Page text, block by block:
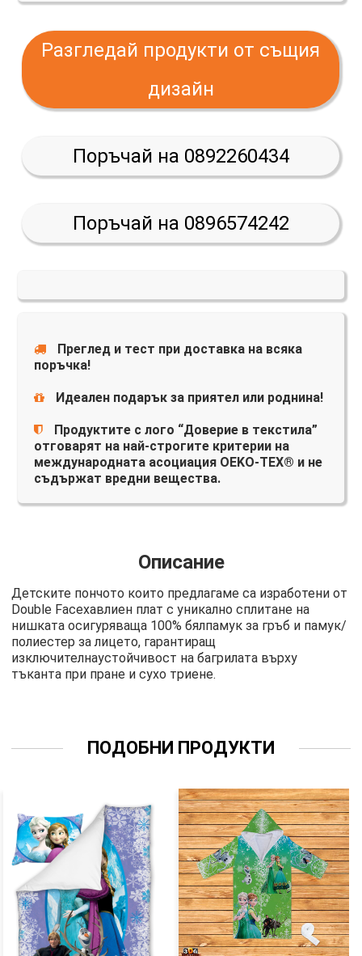
Разгледай продукти от същия
дизайн
Поръчай на 0892260434
Поръчай на 0896574242
Преглед и тест при доставка на всяка
поръчка!
Идеален подарък за приятел или роднина!
Продуктите с лого “Доверие в текстила”
отговарят на най-строгите критерии на
международната асоциация OEKO-TEX® и не
съдържат вредни вещества.
Описание
Детските пончото които предлагаме са изработени от
Double Faceхавлиен плат с уникално сплитане на
нишката осигуряваща 100% бялпамук за гръб и памук/
полиестер за лицето, гарантиращ
изключителнаустойчивост на багрилата върху
тъканта при пране и сухо триене.
ПОДОБНИ ПРОДУКТИ